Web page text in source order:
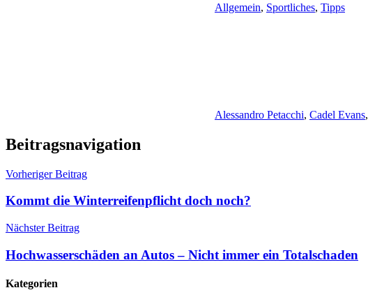
Allgemein, Sportliches, Tipps
Alessandro Petacchi, Cadel Evans,
Beitragsnavigation
Vorheriger Beitrag
Kommt die Winterreifenpflicht doch noch?
Nächster Beitrag
Hochwasserschäden an Autos – Nicht immer ein Totalschaden
Kategorien